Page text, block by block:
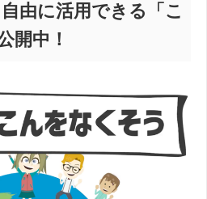
由に活用できる「こ
開中！